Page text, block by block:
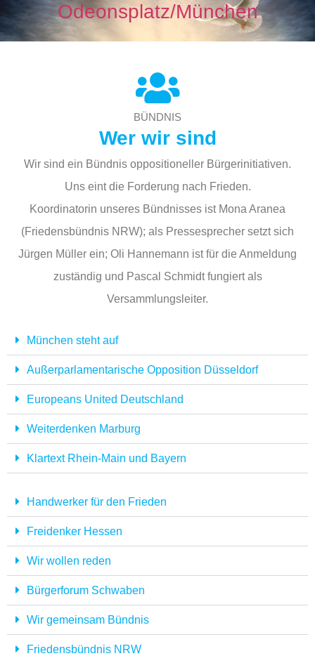
Odeonsplatz/München
BÜNDNIS
Wer wir sind
Wir sind ein Bündnis oppositioneller Bürgerinitiativen.
Uns eint die Forderung nach Frieden.
Koordinatorin unseres Bündnisses ist Mona Aranea
(Friedensbündnis NRW); als Pressesprecher setzt sich
Jürgen Müller ein; Oli Hannemann ist für die Anmeldung
zuständig und Pascal Schmidt fungiert als
Versammlungsleiter.
München steht auf
Außerparlamentarische Opposition Düsseldorf
Europeans United Deutschland
Weiterdenken Marburg
Klartext Rhein-Main und Bayern
Handwerker für den Frieden
Freidenker Hessen
Wir wollen reden
Bürgerforum Schwaben
Wir gemeinsam Bündnis
Friedensbündnis NRW